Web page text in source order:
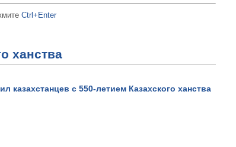
Ctrl+Enter
ханства
казахстанцев с 550-летием Казахского ханства